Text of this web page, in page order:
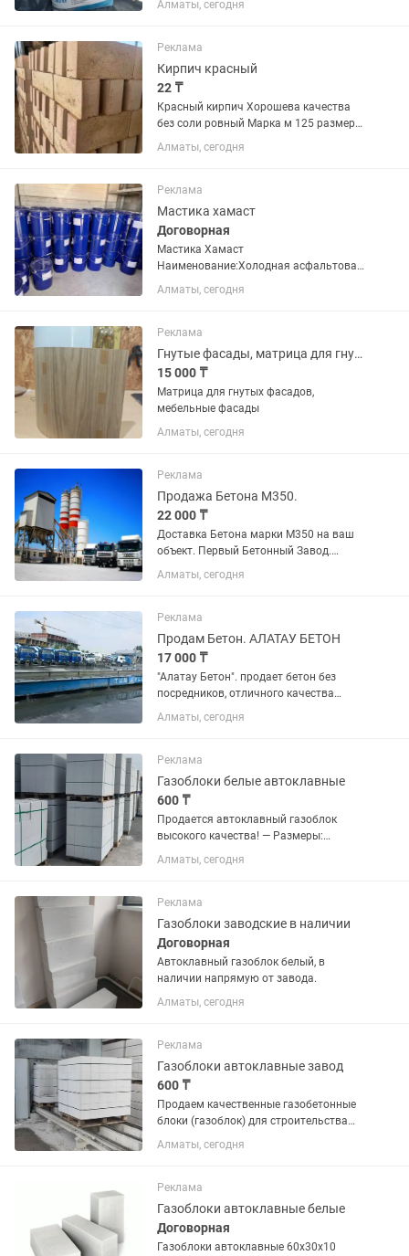
и наружных работ а также для
работ. . Эластичный . Специалист...
Алматы, сегодня
Реклама
Кирпич красный
22 ₸
Красный кирпич Хорошева качества
без соли ровный Марка м 125 размер
стандарт доставка есть
Алматы, сегодня
Реклама
Мастика хамаст
Договорная
Мастика Хамаст
Наименование:Холодная асфальтовая
мастика Хамаст Асфальтовая мастика
Хамаст относится к классу холодных
осуществления монтажа асфальтовую
холодную...
Алматы, сегодня
Реклама
Гнутые фасады, матрица для гнутых фасадов
15 000 ₸
Матрица для гнутых фасадов,
мебельные фасады
Алматы, сегодня
Реклама
Продажа Бетона М350.
22 000 ₸
Доставка Бетона марки М350 на ваш
объект. Первый Бетонный Завод.
Доставка миксерами. Бетононасос в
аренду. Прямые отгрузки с завода.
качества. Ниши заводы вАлматы,...
Алматы, сегодня
Реклама
Продам Бетон. АЛАТАУ БЕТОН
17 000 ₸
"Алатау Бетон". продает бетон без
посредников, отличного качества
разных марок.Гарантия качества и
количества . Бетон
завод"Алатау Бетон" изготовливает
Бетон из мытого песка+...
Алматы, сегодня
Реклама
Газоблоки белые автоклавные
600 ₸
Продается автоклавный газоблок
высокого качества! — Размеры:
[600х300х100, 600×300×200,
600х300х250 мм] — Плотность: D600
Идеально подходит для
строительства...
Алматы, сегодня
Реклама
Газоблоки заводские в наличии
Договорная
Автоклавный газоблок белый, в
наличии напрямую от завода.
Алматы, сегодня
Реклама
Газоблоки автоклавные завод
600 ₸
Продаем качественные газобетонные
блоки (газоблок) для строительства
домов, гаражей, перегородок. ·
Размеры: 600x200x300 мм и другие. ·
несущих стен). · Марка...
Алматы, сегодня
Реклама
Газоблоки автоклавные белые
Договорная
Газоблоки автоклавные 60х30х10